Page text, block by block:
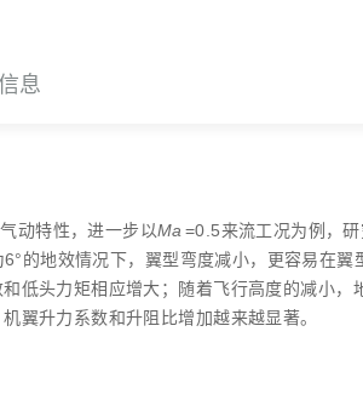
息
动特性，进一步以Ma =0.5来流工况为例，
的地效情况下，翼型弯度减小，更容易在翼
低头力矩相应增大；随着飞行高度的减小，
翼升力系数和升阻比增加越来越显著。